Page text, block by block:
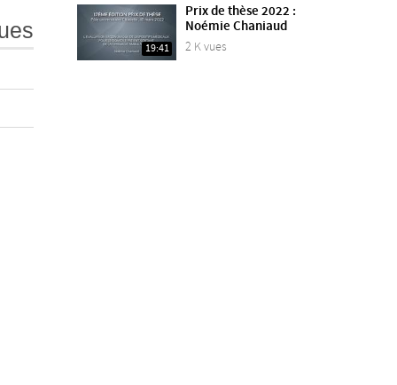
19:41
Prix de thèse 2022 :
Noémie Chaniaud
2 K vues